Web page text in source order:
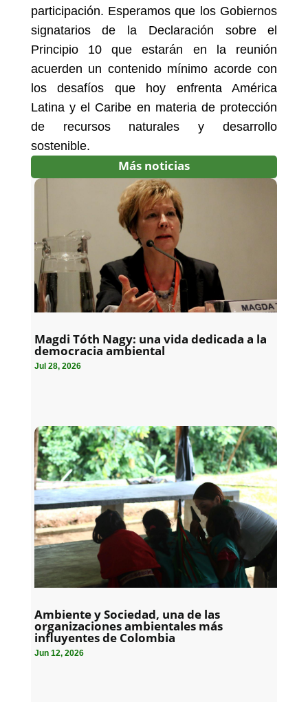
participación. Esperamos que los Gobiernos
signatarios de la Declaración sobre el
Principio 10 que estarán en la reunión
acuerden un contenido mínimo acorde con
los desafíos que hoy enfrenta América
Latina y el Caribe en materia de protección
de recursos naturales y desarrollo
sostenible.
Más noticias
Magdi Tóth Nagy: una vida dedicada a la
democracia ambiental
Jul 28, 2026
Ambiente y Sociedad, una de las
organizaciones ambientales más
influyentes de Colombia
Jun 12, 2026